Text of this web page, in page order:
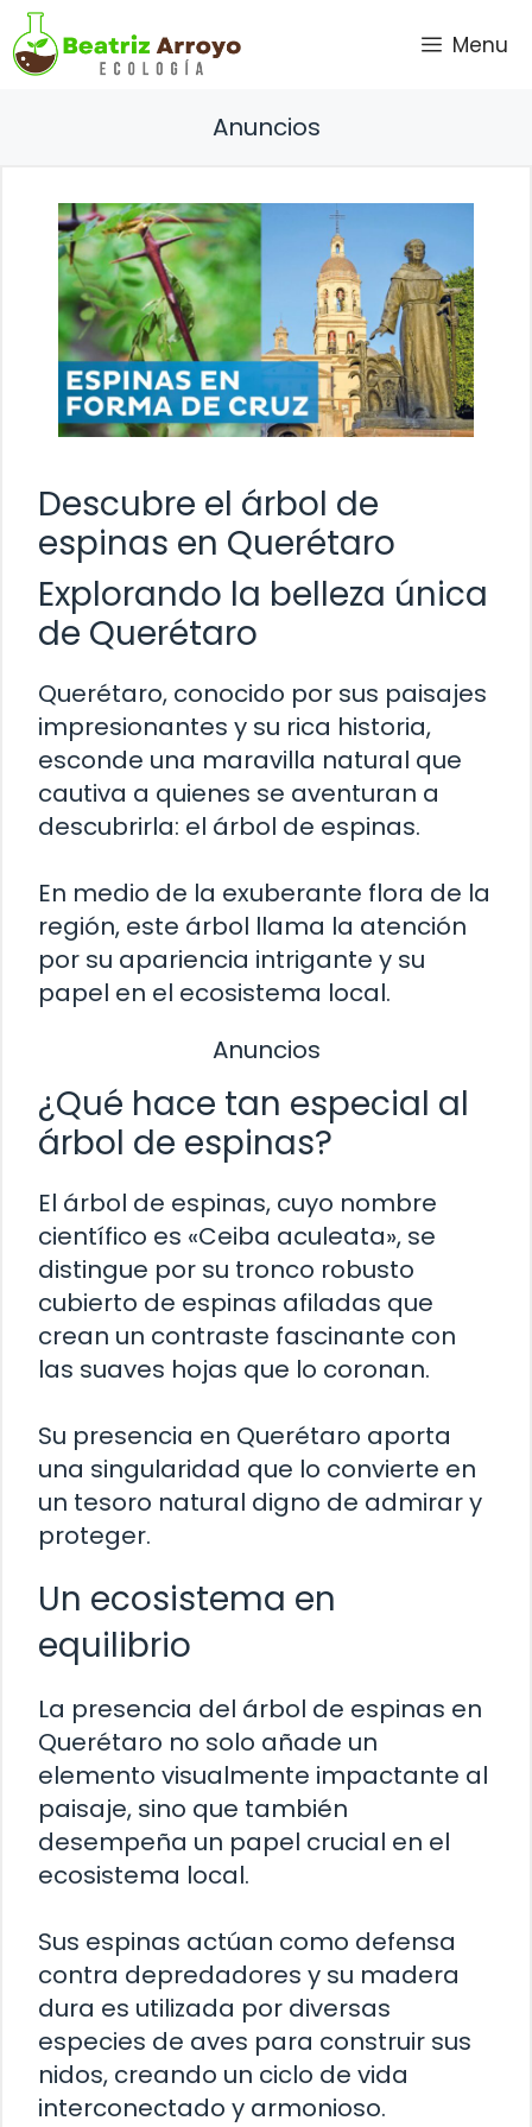
Saltar
al
contenido
Menu
Anuncios
Descubre el árbol de
espinas en Querétaro
Explorando la belleza única
de Querétaro
Querétaro, conocido por sus paisajes
impresionantes y su rica historia,
esconde una maravilla natural que
cautiva a quienes se aventuran a
descubrirla: el árbol de espinas.
En medio de la exuberante flora de la
región, este árbol llama la atención
por su apariencia intrigante y su
papel en el ecosistema local.
Anuncios
¿Qué hace tan especial al
árbol de espinas?
El árbol de espinas, cuyo nombre
científico es «Ceiba aculeata», se
distingue por su tronco robusto
cubierto de espinas afiladas que
crean un contraste fascinante con
las suaves hojas que lo coronan.
Su presencia en Querétaro aporta
una singularidad que lo convierte en
un tesoro natural digno de admirar y
proteger.
Un ecosistema en
equilibrio
La presencia del árbol de espinas en
Querétaro no solo añade un
elemento visualmente impactante al
paisaje, sino que también
desempeña un papel crucial en el
ecosistema local.
Sus espinas actúan como defensa
contra depredadores y su madera
dura es utilizada por diversas
especies de aves para construir sus
nidos, creando un ciclo de vida
interconectado y armonioso.